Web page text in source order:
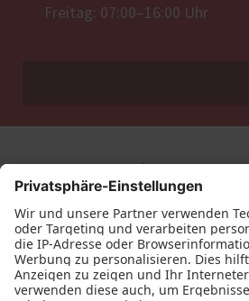
Freitag: 07:00–16:00 Uhr
Datenschutz Impressum